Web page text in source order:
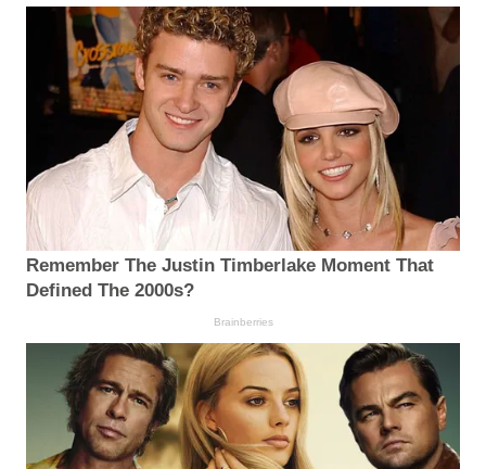
Remember The Justin Timberlake Moment That
Defined The 2000s?
Brainberries